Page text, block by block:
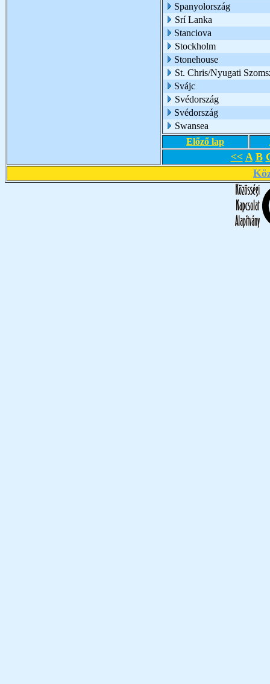
Spanyolország
Srí Lanka
Stanciova
Stockholm
Stonehouse
St. Chris/Nyugati
Svájc
Svédország
Svédország
Swansea
Előző lap
<< A B